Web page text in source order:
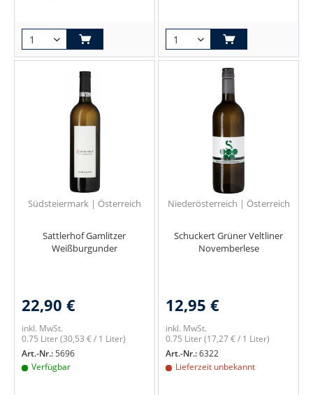
Südsteiermark | Österreich
Sattlerhof Gamlitzer
Weißburgunder
22,90 €
inkl. MwSt.
0.75 Liter(30,53 € / 1 Liter)
Art.-Nr.:5696
Verfügbar
Niederösterreich | Österreich
Schuckert Grüner Veltliner
Novemberlese
12,95 €
inkl. MwSt.
0.75 Liter(17,27 € / 1 Liter)
Art.-Nr.:6322
Lieferzeit unbekannt